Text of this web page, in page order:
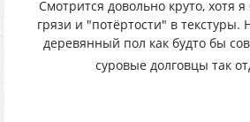
Смотрится довольно круто, хотя
грязи и "потёртости" в текстуры.
деревянный пол как будто бы
суровые долговцы так